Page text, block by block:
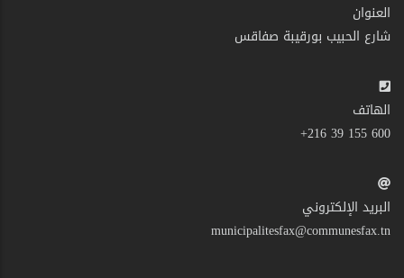
العنوان
شارع الحبيب بورقيبة صفاقس
الهاتف
600 155 39 216+
البريد الإلكتروني
municipalitesfax@communesfax.tn